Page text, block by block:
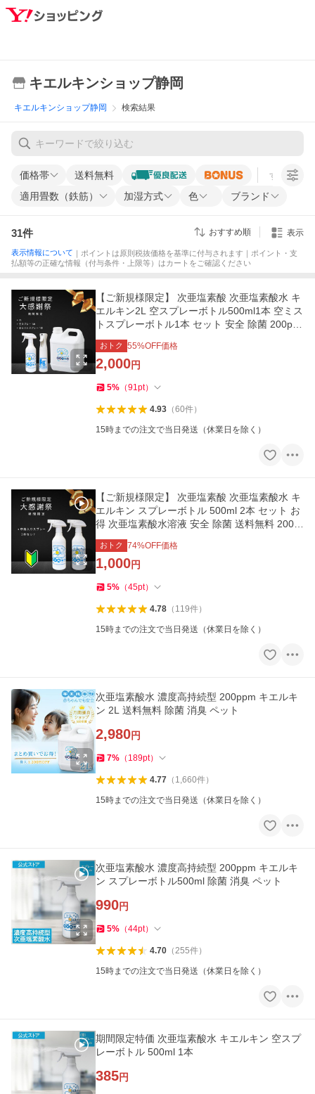
キエルキンショップ静岡
キエルキンショップ静岡 検索結果
価格帯 送料無料 すべての条
適用畳数（鉄筋） 加湿方式 色 ブランド
31件 おすすめ順 表示
表示情報について ｜ポイントは原則税抜価格を基準に付与されます｜ポイント・支
払額等の正確な情報（付与条件・上限等）はカートをご確認ください
【ご新規様限定】 次亜塩素酸 次亜塩素酸水 キ
エルキン2L 空スプレーボトル500ml1本 空ミス
トスプレーボトル1本 セット 安全 除菌 200pp
m
おトク 55%OFF価格
2,000円
5% （91pt）
4.93（60件）
15時までの注文で当日発送（休業日を除く）
【ご新規様限定】 次亜塩素酸 次亜塩素酸水 キ
エルキン スプレーボトル 500ml 2本 セット お
得 次亜塩素酸水溶液 安全 除菌 送料無料 200p
pm
おトク 74%OFF価格
1,000円
5% （45pt）
4.78（ 119件）
15時までの注文で当日発送（休業日を除く）
次亜塩素酸水 濃度高持続型 200ppm キエルキ
ン 2L 送料無料 除菌 消臭 ペット
2,980円
7% （ 189pt）
4.77（ 1,660件）
15時までの注文で当日発送（休業日を除く）
次亜塩素酸水 濃度高持続型 200ppm キエルキ
ン スプレーボトル500ml 除菌 消臭 ペット
990円
5% （44pt）
4.70（255件）
15時までの注文で当日発送（休業日を除く）
期間限定特価 次亜塩素酸水 キエルキン 空スプ
レーボトル 500ml 1本
385円